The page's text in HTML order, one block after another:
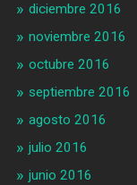
diciembre 2016
noviembre 2016
octubre 2016
septiembre 2016
agosto 2016
julio 2016
junio 2016